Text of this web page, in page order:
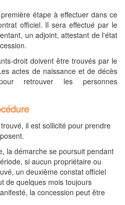
étape à effectuer dans ce
officiel. Il sera effectué par le
un adjoint, attestant de l'état
droit doivent être trouvés par le
actes de naissance et de décès
retrouver les personnes
il est sollicité pour prendre
la démarche se poursuit pendant
si aucun propriétaire ou
un deuxième constat officiel
de quelques mois toujours
la concession peut être